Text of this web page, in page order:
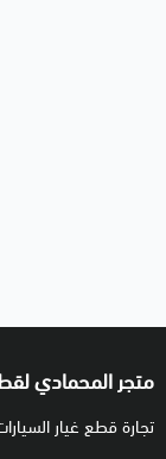
متجر المحمادي
تجارة قطع غيار